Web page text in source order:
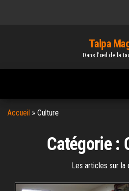
Talpa
Dans l'œil de la
Accueil » Culture
Catégorie :
Les articles sur la